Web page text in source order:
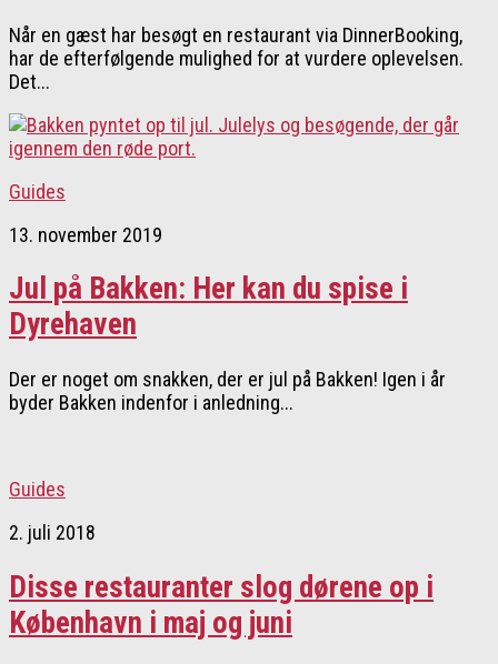
Når en gæst har besøgt en restaurant via DinnerBooking,
har de efterfølgende mulighed for at vurdere oplevelsen.
Det...
Guides
13. november 2019
Jul på Bakken: Her kan du spise i
Dyrehaven
Der er noget om snakken, der er jul på Bakken! Igen i år
byder Bakken indenfor i anledning...
Guides
2. juli 2018
Disse restauranter slog dørene op i
København i maj og juni